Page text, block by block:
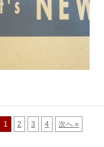
1 2 3 4 次へ »